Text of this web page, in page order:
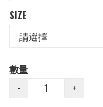
SIZE
數量
−
+